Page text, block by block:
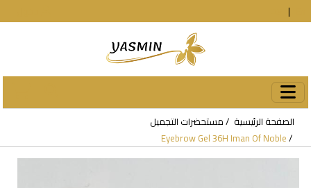
|
الصفحة الرئيسية
مستحضرات التجميل
Eyebrow Gel 36H Iman Of Noble